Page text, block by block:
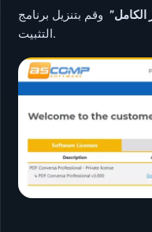
الكامل” وقم بتنزيل برنامج
التثبيت.